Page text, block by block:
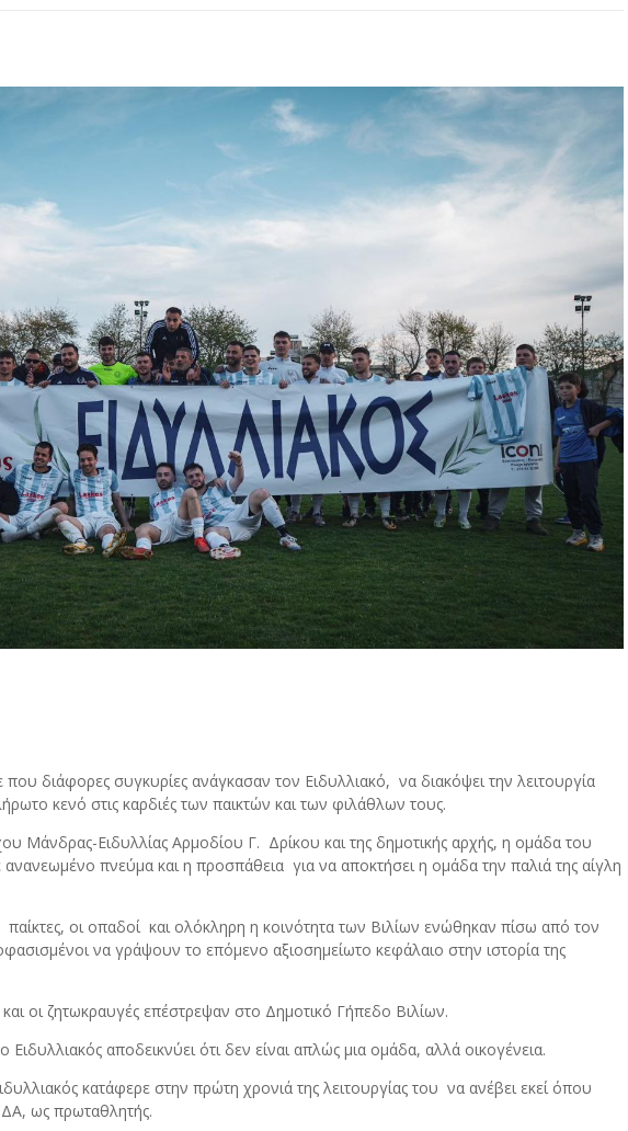
διάφορες συγκυρίες ανάγκασαν τον Ειδυλλιακό, να διακόψει την λειτουργία
κενό στις καρδιές των παικτών και των φιλάθλων τους.
Μάνδρας-Ειδυλλίας Αρμοδίου Γ. Δρίκου και της δημοτικής αρχής, η ομάδα του
πνεύμα και η προσπάθεια για να αποκτήσει η ομάδα την παλιά της αίγλη
οι οπαδοί και ολόκληρη η κοινότητα των Βιλίων ενώθηκαν πίσω από τον
να γράψουν το επόμενο αξιοσημείωτο κεφάλαιο στην ιστορία της
οι ζητωκραυγές επέστρεψαν στο Δημοτικό Γήπεδο Βιλίων.
αποδεικνύει ότι δεν είναι απλώς μια ομάδα, αλλά οικογένεια.
κατάφερε στην πρώτη χρονιά της λειτουργίας του να ανέβει εκεί όπου
ως πρωταθλητής.